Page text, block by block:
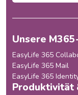
Unsere
EasyLife 365
EasyLife 365 Mail
EasyLife 365
Produktivität